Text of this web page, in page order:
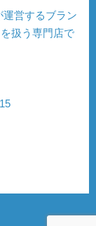
運営するブラン
扱う専門店で